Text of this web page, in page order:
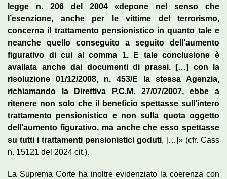
legge n. 206 del 2004 «depone nel senso che
l’esenzione, anche per le vittime del terrorismo,
concerna il trattamento pensionistico in quanto tale e
neanche quello conseguito a seguito dell’aumento
figurativo di cui al comma 1. E tale conclusione è
avallata anche dai documenti di prassi. […] con la
risoluzione 01/12/2008, n. 453/E la stessa Agenzia,
richiamando la Direttiva P.C.M. 27/07/2007, ebbe a
ritenere non solo che il beneficio spettasse sull’intero
trattamento pensionistico e non sulla quota oggetto
dell’aumento figurativo, ma anche che esso spettasse
su tutti i trattamenti pensionistici goduti, […]» (cfr. Cass
n. 15121 del 2024 cit.).
La Suprema Corte ha inoltre evidenziato la coerenza con